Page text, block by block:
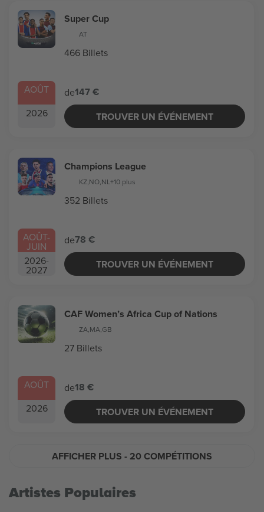
AOÛT
2026
Super Cup
AT
466 Billets
de147 €
TROUVER UN ÉVÉNEMENT
AOÛT-
JUIN
2026-
2027
Champions League
KZ,NO,NL+10 plus
352 Billets
de78 €
TROUVER UN ÉVÉNEMENT
AOÛT
2026
CAF Women’s Africa Cup of Nations
ZA,MA,GB
27 Billets
de18 €
TROUVER UN ÉVÉNEMENT
AFFICHER PLUS - 20 COMPÉTITIONS
Artistes Populaires